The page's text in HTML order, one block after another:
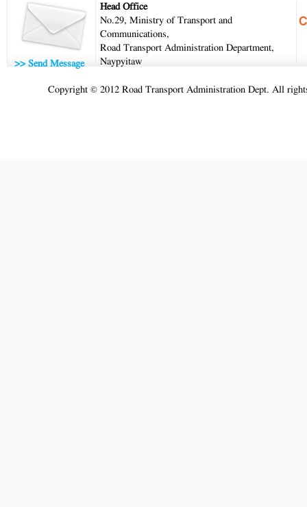
>> Send Message
Head Office
No.29, Ministry of Transport and
Communications,
Road Transport Administration Department,
Naypyitaw
Copyright © 2012 Road Transport Administration Dept. All